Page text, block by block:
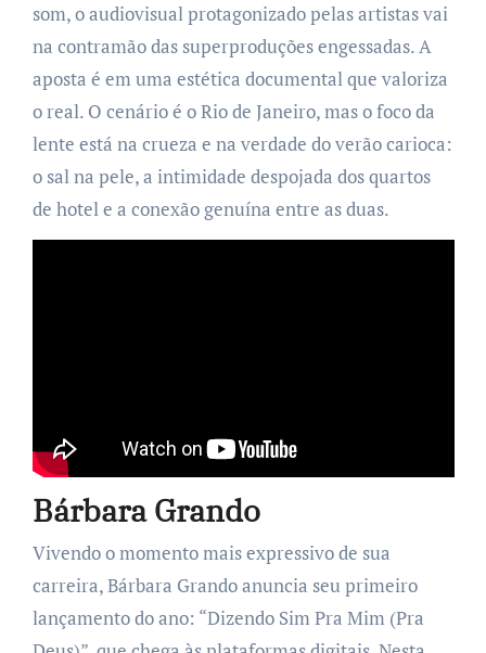
som, o audiovisual protagonizado pelas artistas vai
na contramão das superproduções engessadas. A
aposta é em uma estética documental que valoriza
o real. O cenário é o Rio de Janeiro, mas o foco da
lente está na crueza e na verdade do verão carioca:
o sal na pele, a intimidade despojada dos quartos
de hotel e a conexão genuína entre as duas.
Bárbara Grando
Vivendo o momento mais expressivo de sua
carreira, Bárbara Grando anuncia seu primeiro
lançamento do ano: “Dizendo Sim Pra Mim (Pra